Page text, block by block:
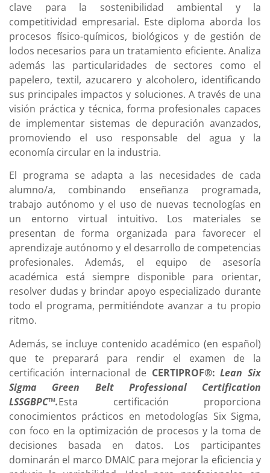
clave para la sostenibilidad ambiental y la
competitividad empresarial. Este diploma aborda los
procesos físico-químicos, biológicos y de gestión de
lodos necesarios para un tratamiento eficiente. Analiza
además las particularidades de sectores como el
papelero, textil, azucarero y alcoholero, identificando
sus principales impactos y soluciones. A través de una
visión práctica y técnica, forma profesionales capaces
de implementar sistemas de depuración avanzados,
promoviendo el uso responsable del agua y la
economía circular en la industria.
El programa se adapta a las necesidades de cada
alumno/a, combinando enseñanza programada,
trabajo autónomo y el uso de nuevas tecnologías en
un entorno virtual intuitivo. Los materiales se
presentan de forma organizada para favorecer el
aprendizaje autónomo y el desarrollo de competencias
profesionales. Además, el equipo de asesoría
académica está siempre disponible para orientar,
resolver dudas y brindar apoyo especializado durante
todo el programa, permitiéndote avanzar a tu propio
ritmo.
Además, se incluye contenido académico (en español)
que te preparará para rendir el examen de la
certificación internacional de CERTIPROF®:Lean Six
Sigma Green Belt Professional Certification
LSSGBPC™.Esta certificación proporciona
conocimientos prácticos en metodologías Six Sigma,
con foco en la optimización de procesos y la toma de
decisiones basada en datos. Los participantes
dominarán el marco DMAIC para mejorar la eficiencia y